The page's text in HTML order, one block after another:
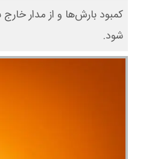
کمبود بارش‌ها و از مدار
شود.